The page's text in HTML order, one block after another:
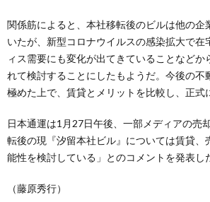
関係筋によると、本社移転後のビルは他の企
いたが、新型コロナウイルスの感染拡大で在
ィス需要にも変化が出てきていることなどか
れて検討することにしたもようだ。今後の不
極めた上で、賃貸とメリットを比較し、正式
日本通運は1月27日午後、一部メディアの売
転後の現『汐留本社ビル』については賃貸、
能性を検討している」とのコメントを発表し
（藤原秀行）